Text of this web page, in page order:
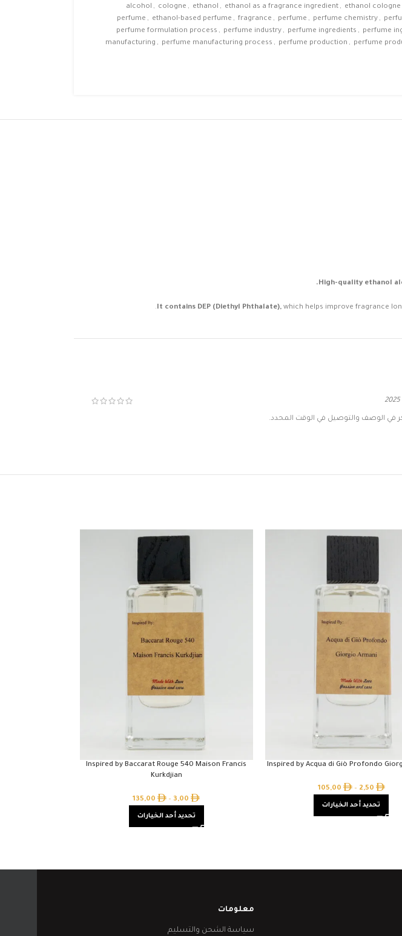
alcohol , cologne , ethanol , ethanol as a fragrance ingredient , ethanol cologne
perfume , ethanol-based perfume , fragrance , perfume , perfume chemistry ,
perfume formulation process , perfume industry , perfume ingredients , perfume
manufacturing , perfume manufacturing process , perfume production , perfume
High-quality ethanol
It contains DEP (Diethyl Phthalate), which helps improve fragrance
في الوصف والتوصيل في الوقت المحدد.
Inspired by Acqua di Giò Profondo
2,50
–
105,00
تحديد أحد الخيارات
Inspired by Baccarat Rouge 540 Maison Francis
Kurkdjian
3,00
–
135,00
تحديد أحد الخيارات
معلومات
سياسة الشحن والتسليم